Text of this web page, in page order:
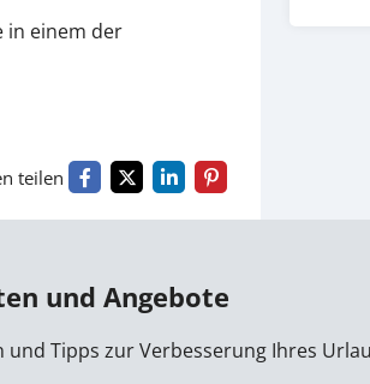
in einem der
teilen
und Angebote
und Tipps zur Verbesserung Ihres